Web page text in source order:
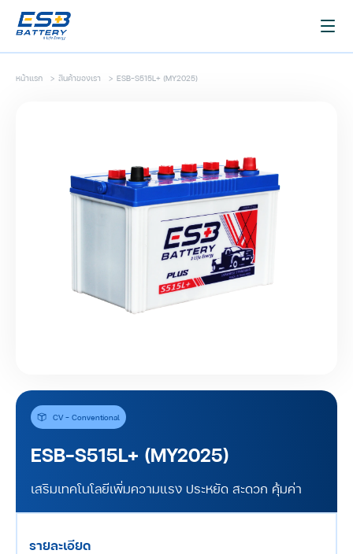
หน้าแรก > สินค้าของเรา > ESB-S515L+ (MY2025)
CV - Conventional
ESB-S515L+ (MY2025)
เสริมเทคโนโลยีเพิ่มความแรง ประหยัด สะดวก คุ้มค่า
รายละเอียด